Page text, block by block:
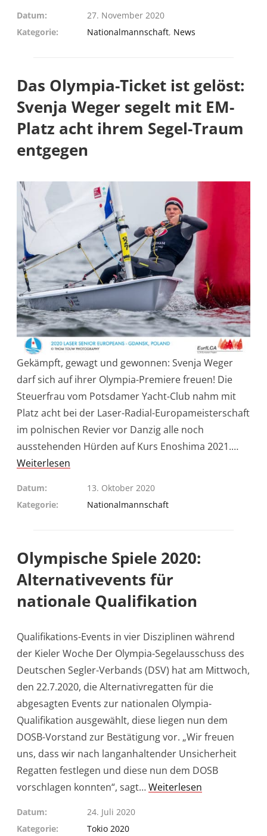
Datum
27. November 2020
Kategorie
Nationalmannschaft, News
Das Olympia-Ticket ist gelöst:
Svenja Weger segelt mit EM-
Platz acht ihrem Segel-Traum
entgegen
Gekämpft, gewagt und gewonnen: Svenja Weger
darf sich auf ihrer Olympia-Premiere freuen! Die
Steuerfrau vom Potsdamer Yacht-Club nahm mit
Platz acht bei der Laser-Radial-Europameisterschaft
im polnischen Revier vor Danzig alle noch
ausstehenden Hürden auf Kurs Enoshima 2021.…
Weiterlesen
Datum
13. Oktober 2020
Kategorie
Nationalmannschaft
Olympische Spiele 2020:
Alternativevents für
nationale Qualifikation
Qualifikations-Events in vier Disziplinen während
der Kieler Woche Der Olympia-Segelausschuss des
Deutschen Segler-Verbands (DSV) hat am Mittwoch,
den 22.7.2020, die Alternativregatten für die
abgesagten Events zur nationalen Olympia-
Qualifikation ausgewählt, diese liegen nun dem
DOSB-Vorstand zur Bestätigung vor. „Wir freuen
uns, dass wir nach langanhaltender Unsicherheit
Regatten festlegen und diese nun dem DOSB
vorschlagen konnten“, sagt…Weiterlesen
Datum
24. Juli 2020
Kategorie
Tokio 2020